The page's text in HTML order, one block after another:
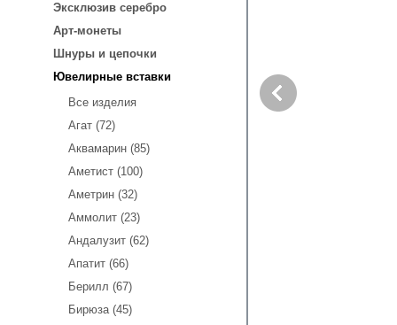
Эксклюзив серебро
Арт-монеты
Шнуры и цепочки
Ювелирные вставки
Все изделия
Агат (72)
Аквамарин (85)
Аметист (100)
Аметрин (32)
Аммолит (23)
Андалузит (62)
Апатит (66)
Берилл (67)
Бирюза (45)